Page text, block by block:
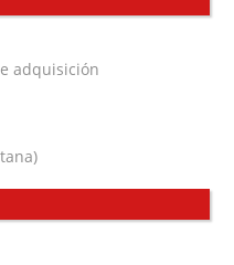
adquisición